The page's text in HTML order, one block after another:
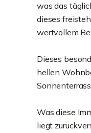
was das
dieses
wertvollem
Dieses
hellen
Was diese
liegt